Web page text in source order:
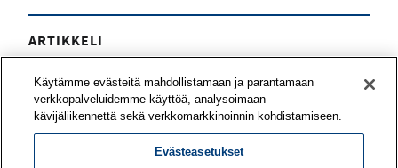
ARTIKKELI
Työyhteisö voi vahvistaa työnsä
mielekkyyttä yhteisvoimin
Mitä asioita tiiminne pitää voimavaroina työssään?
Mitkä odotukset eivät toteudu? Työn
Käytämme evästeitä mahdollistamaan ja parantamaan
verkkopalveluidemme käyttöä, analysoimaan
kävijäliikennettä sekä verkkomarkkinoinnin kohdistamiseen.
Evästeasetukset